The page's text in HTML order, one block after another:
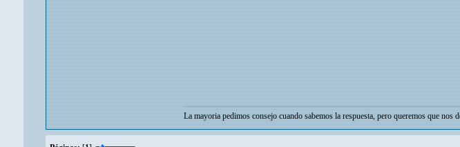
La mayoria pedimos consejo cuando sabemos la respuesta, pero queremos que nos